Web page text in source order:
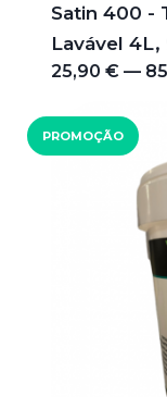
Satin 400 -
Lavável 4L,
25,90 € —
PROMOÇÃO